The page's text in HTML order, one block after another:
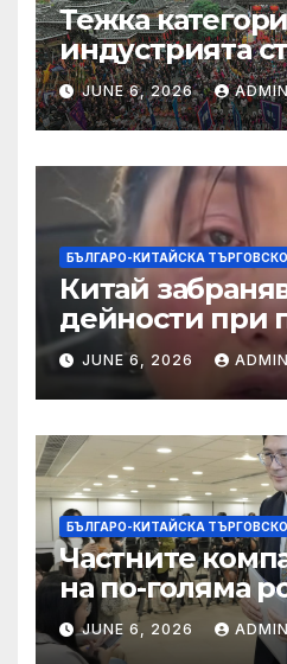
Тежка
индустрията
алианс за
слънчева
JUNE 6, 2026
БЪЛГАРО-КИТАЙСКА
Китай
дейности при
правила за
слуховете и
JUNE 6, 2026 ADMIN
БЪЛГАРО-КИТАЙСКА
Частните
на по-голяма
енергетика
JUNE 6, 2026